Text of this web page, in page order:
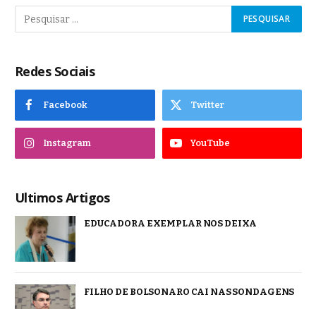
Redes Sociais
Facebook Twitter
Instagram YouTube
Ultimos Artigos
EDUCADORA EXEMPLAR NOS DEIXA
FILHO DE BOLSONARO CAI NAS SONDAGENS